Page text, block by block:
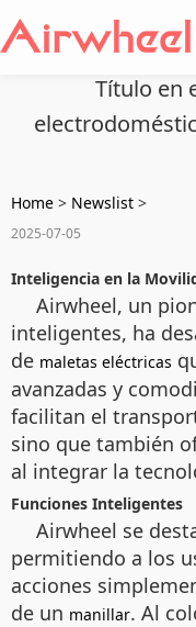
Título en
Home > Newslist >
2025-07-05
Inteligencia en la
Airwheel, un
inteligentes, ha
de maletas eléctricas
avanzadas y
facilitan el
sino que también
al integrar la
Funciones Inteligentes
Airwheel se
permitiendo a los
acciones
de un manillar. Al